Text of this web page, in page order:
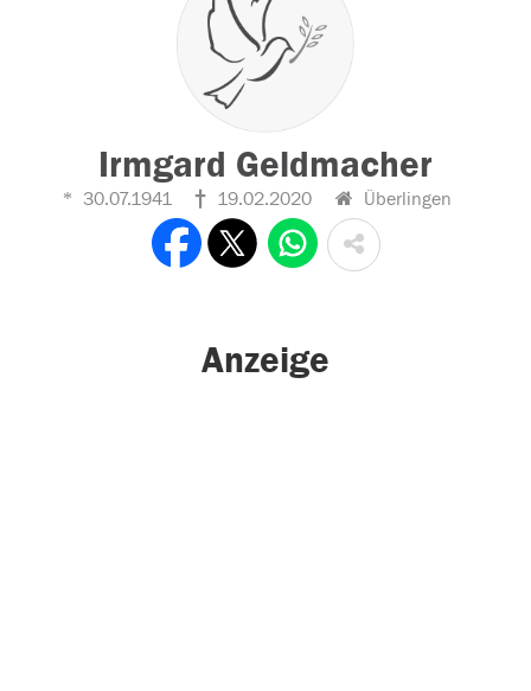
Irmgard Geldmacher
30.07.1941 19.02.2020 Überlingen
Anzeige